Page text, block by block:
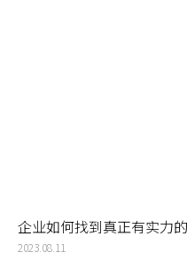
企业如何找到真正有实力
广度和深度以及专业性去考
2023.08.11